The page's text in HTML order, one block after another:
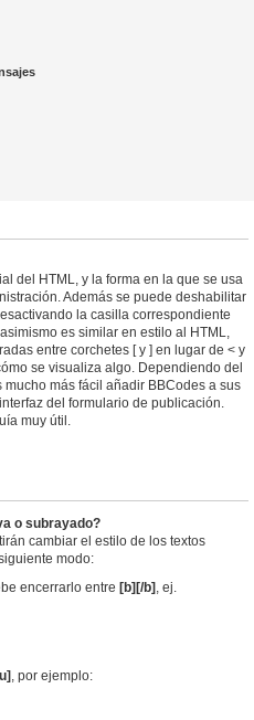
del HTML, y la forma en la que se usa
Además se puede deshabilitar
la casilla correspondiente
es similar en estilo al HTML,
entre corchetes [ y ] en lugar de < y
se visualiza algo. Dependiendo del
más fácil añadir BBCodes a sus
del formulario de publicación.
muy útil.
o subrayado?
cambiar el estilo de los textos
modo:
encerrarlo entre [b][/b] , ej.
, por ejemplo: